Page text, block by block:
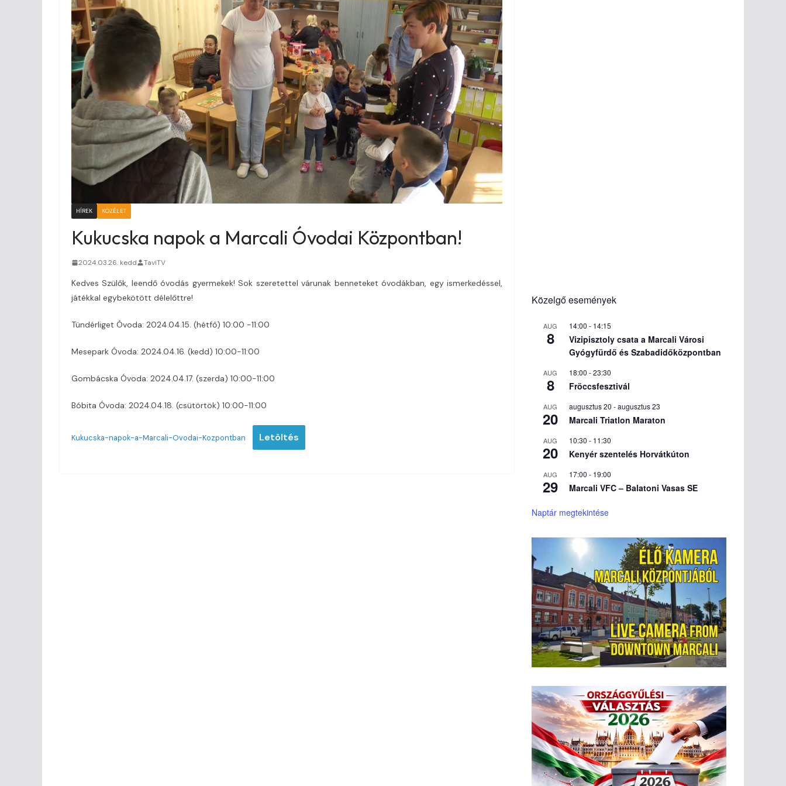
HÍREK KÖZÉLET
Kukucska napok a Marcali Óvodai Központban!
2024.03.26. kedd TaviTV
Kedves Szülők, leendő óvodás gyermekek! Sok szeretettel várunak benneteket óvodákban, egy ismerkedéssel,
játékkal egybekötött délelőttre!
Tündérliget Óvoda: 2024.04.15. (hétfő) 10:00 -11:00
Mesepark Óvoda: 2024.04.16. (kedd) 10:00-11:00
Gombácska Óvoda: 2024.04.17. (szerda) 10:00-11:00
Bóbita Óvoda: 2024.04.18. (csütörtök) 10:00-11:00
Kukucska-napok-a-Marcali-Ovodai-Kozpontban Letöltés
Közelgő események
AUG
8
14:00 - 14:15
Vizipisztoly csata a Marcali Városi
Gyógyfürdő és Szabadidőközpontban
AUG
8
18:00 -23:30
Fröccsfesztivál
AUG
20
augusztus 20 -augusztus 23
Marcali Triatlon Maraton
AUG
20
10:30 - 11:30
Kenyér szentelés Horvátkúton
AUG
29
17:00 - 19:00
Marcali VFC – Balatoni Vasas SE
Naptár megtekintése